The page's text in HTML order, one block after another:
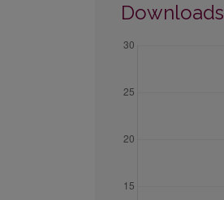
Downloads